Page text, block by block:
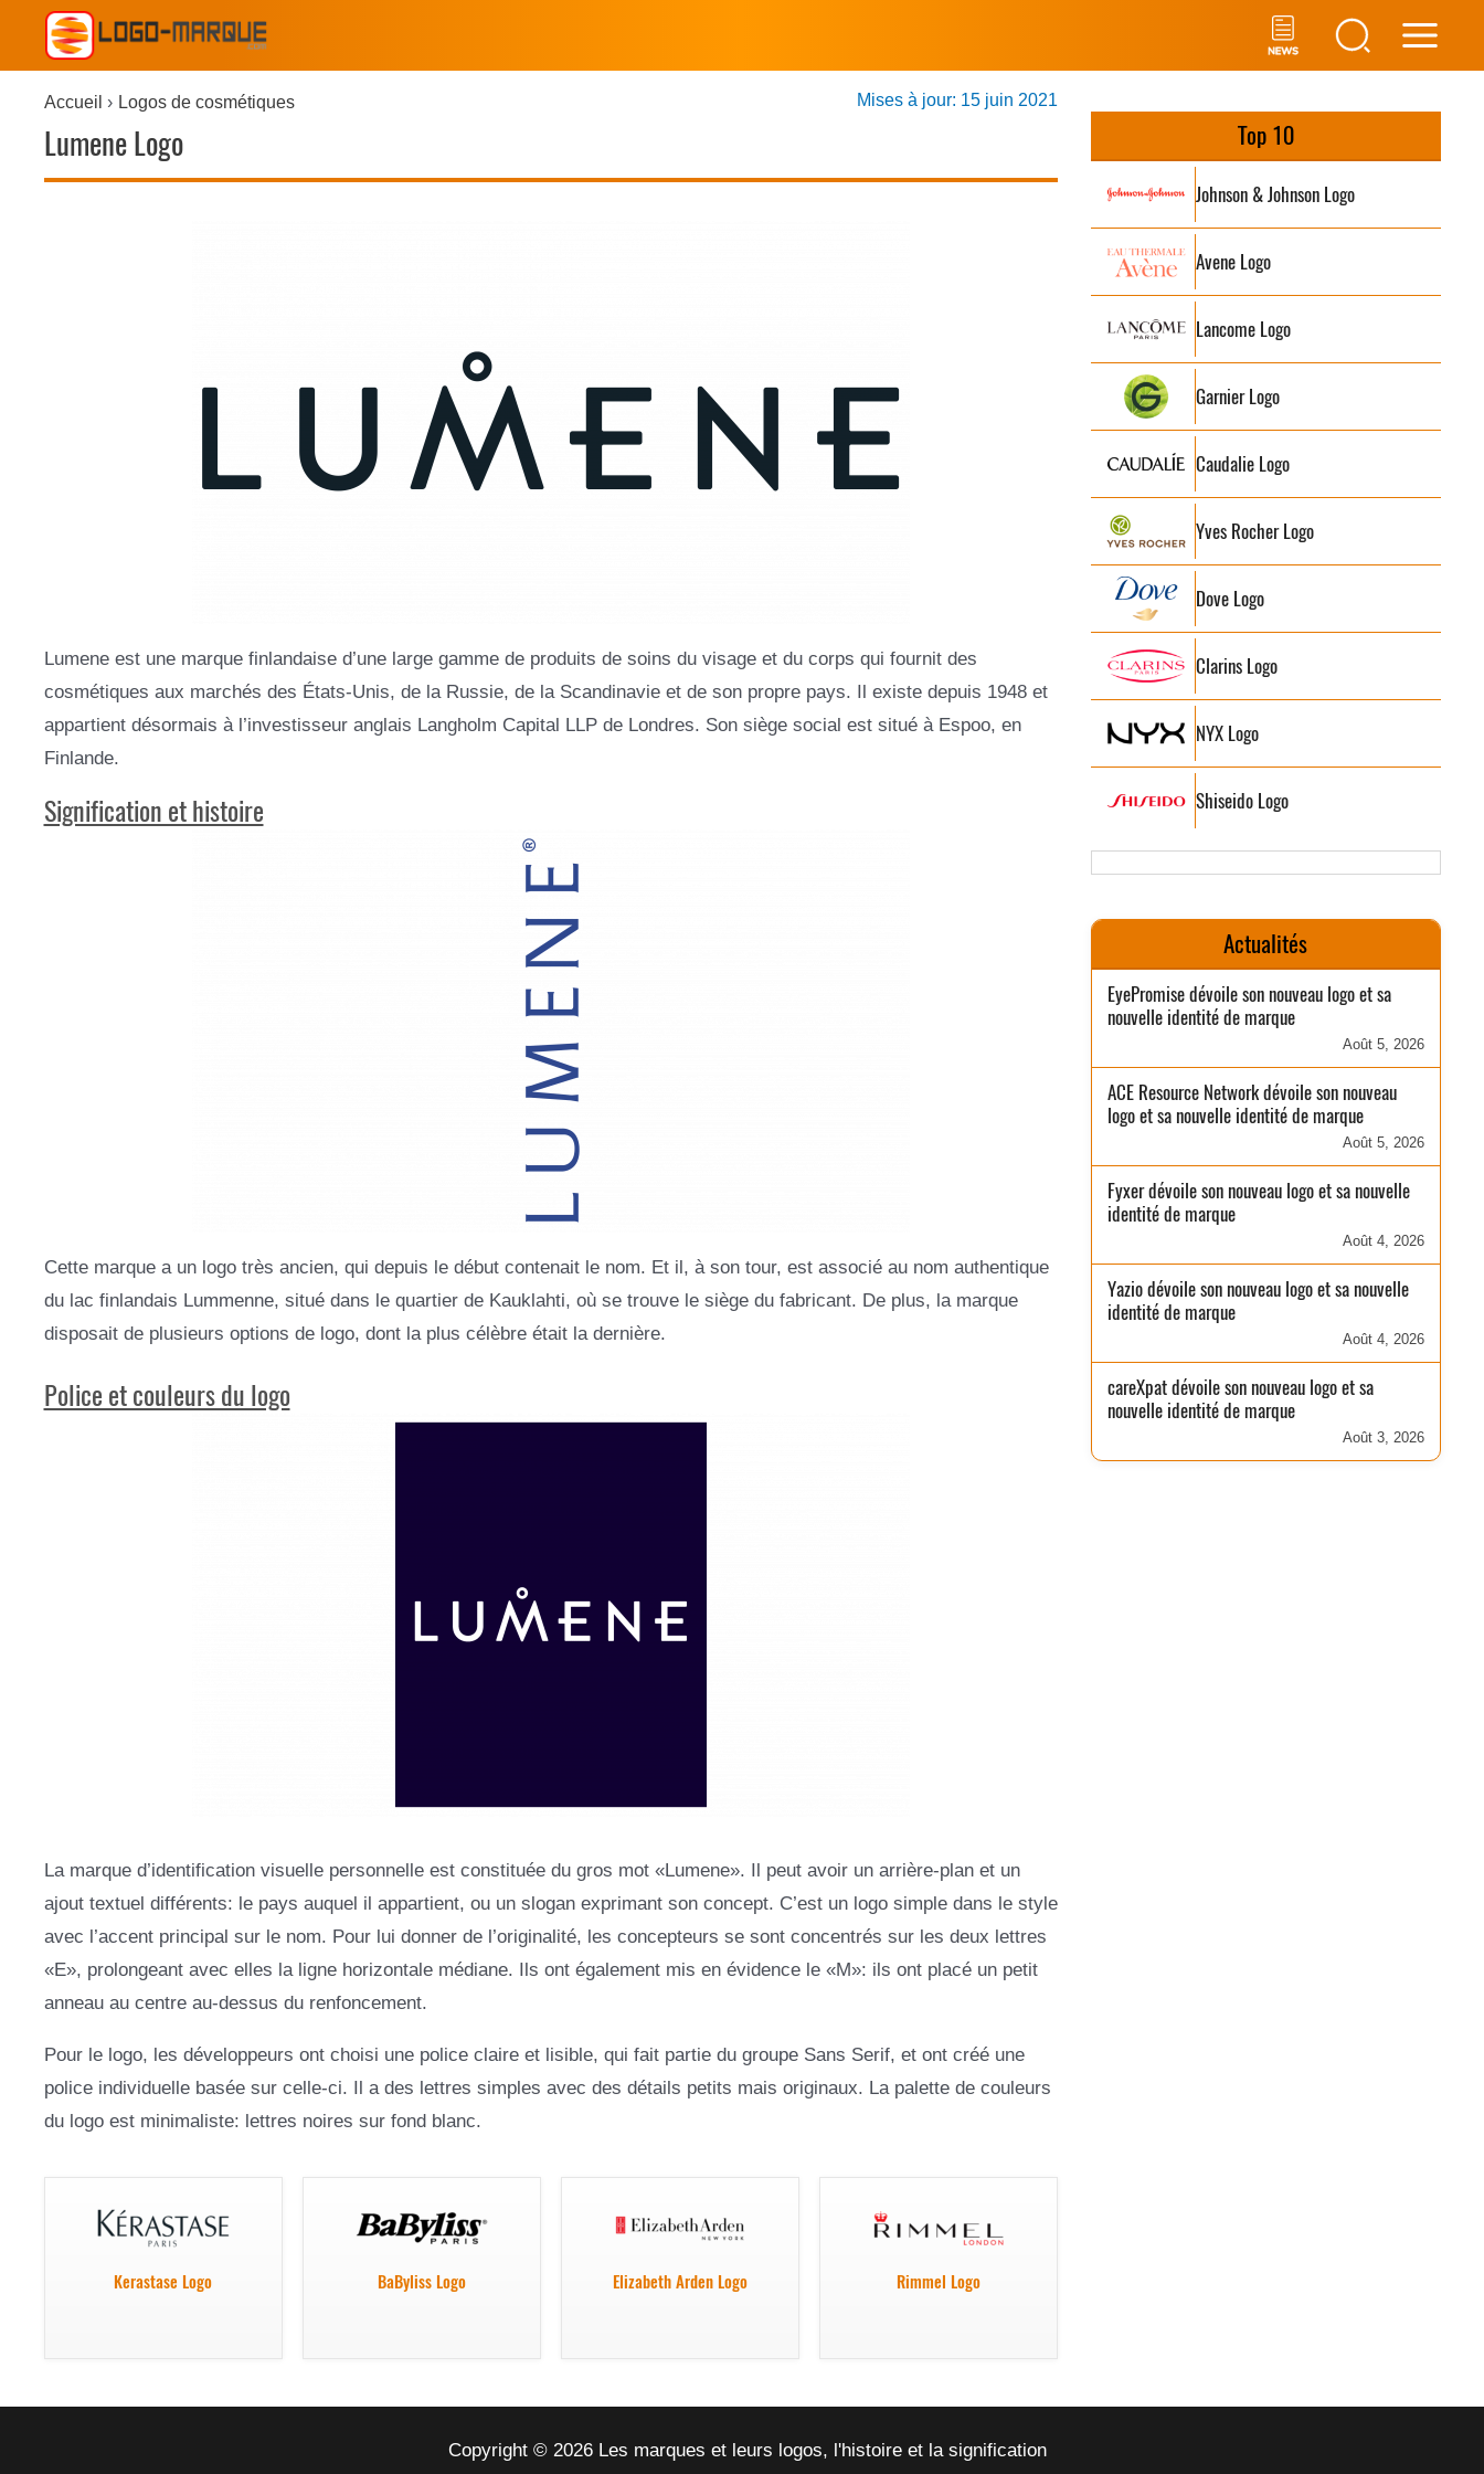
Accueil Logos de cosmétiques
Lumene Logo
Mises à jour: 15 juin 2021
Lumene est une marque finlandaise d’une large gamme de produits de soins du visage et du corps qui fournit des
cosmétiques aux marchés des États-Unis, de la Russie, de la Scandinavie et de son propre pays. Il existe depuis 1948 et
appartient désormais à l’investisseur anglais Langholm Capital LLP de Londres. Son siège social est situé à Espoo, en
Finlande.
Signification et histoire
Cette marque a un logo très ancien, qui depuis le début contenait le nom. Et il, à son tour, est associé au nom authentique
du lac finlandais Lummenne, situé dans le quartier de Kauklahti, où se trouve le siège du fabricant. De plus, la marque
disposait de plusieurs options de logo, dont la plus célèbre était la dernière.
Police et couleurs du logo
La marque d’identification visuelle personnelle est constituée du gros mot «Lumene». Il peut avoir un arrière-plan et un
ajout textuel différents: le pays auquel il appartient, ou un slogan exprimant son concept. C’est un logo simple dans le style
avec l’accent principal sur le nom. Pour lui donner de l’originalité, les concepteurs se sont concentrés sur les deux lettres
«E», prolongeant avec elles la ligne horizontale médiane. Ils ont également mis en évidence le «M»: ils ont placé un petit
anneau au centre au-dessus du renfoncement.
Pour le logo, les développeurs ont choisi une police claire et lisible, qui fait partie du groupe Sans Serif, et ont créé une
police individuelle basée sur celle-ci. Il a des lettres simples avec des détails petits mais originaux. La palette de couleurs
du logo est minimaliste: lettres noires sur fond blanc.
Kerastase Logo BaByliss Logo Elizabeth Arden Logo Rimmel Logo
Top 10
Johnson & Johnson Logo
Avene Logo
Lancome Logo
Garnier Logo
Caudalie Logo
Yves Rocher Logo
Dove Logo
Clarins Logo
NYX Logo
Shiseido Logo
Actualités
EyePromise dévoile son nouveau logo et sa
nouvelle identité de marque
Août 5, 2026
ACE Resource Network dévoile son nouveau
logo et sa nouvelle identité de marque
Août 5, 2026
Fyxer dévoile son nouveau logo et sa nouvelle
identité de marque
Août 4, 2026
Yazio dévoile son nouveau logo et sa nouvelle
identité de marque
Août 4, 2026
careXpat dévoile son nouveau logo et sa
nouvelle identité de marque
Août 3, 2026
Copyright © 2026 Les marques et leurs logos, l'histoire et la signification